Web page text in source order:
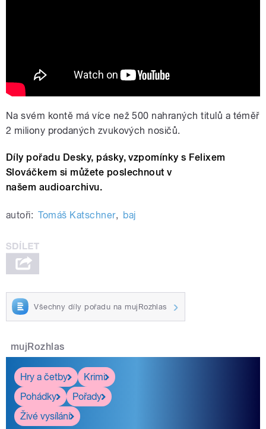
Na svém kontě má více než 500 nahraných titulů a téměř
2 miliony prodaných zvukových nosičů.
Díly pořadu Desky, pásky, vzpomínky s Felixem
Slováčkem si můžete poslechnout v
našem audioarchivu.
autoři: Tomáš Katschner, baj
Všechny díly pořadu na mujRozhlas
mujRozhlas
Hry a četby
Krimi
Pohádky
Pořady
Živé vysílání